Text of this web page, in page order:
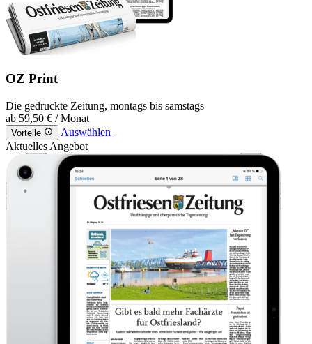
OZ Print
Die gedruckte Zeitung, montags bis samstags
ab 59,50 € / Monat
Vorteile
Auswählen
Aktuelles Angebot